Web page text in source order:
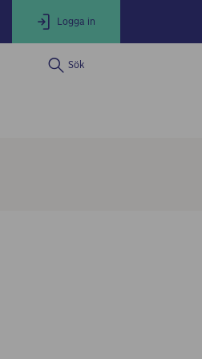
Logga in
Sök